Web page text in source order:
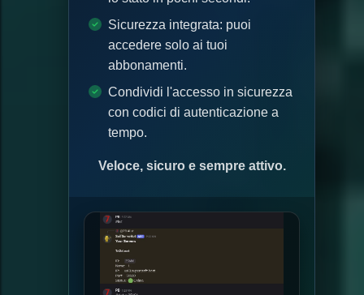
Sicurezza integrata: puoi
accedere solo ai tuoi
abbonamenti.
Condividi l'accesso in sicurezza
con codici di autenticazione a
tempo.
Veloce, sicuro e sempre attivo.